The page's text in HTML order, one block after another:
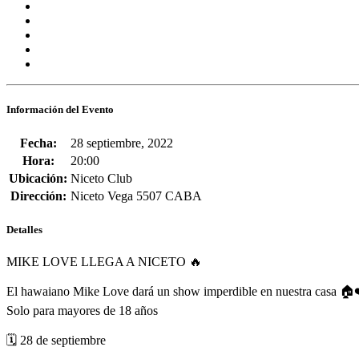
Información del Evento
Fecha:
28 septiembre, 2022
Hora:
20:00
Ubicación: Niceto Club
Dirección: Niceto Vega 5507 CABA
Detalles
MIKE LOVE LLEGA A NICETO 🔥
El hawaiano Mike Love dará un show imperdible en nuestra casa
Solo para mayores de 18 años
🗓 28 de septiembre